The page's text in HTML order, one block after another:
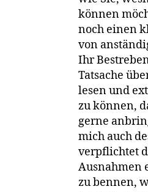
können
noch einen
von
Ihr
Tatsache
lesen und
zu können,
gerne
mich auch
verpflichtet
Ausnahmen
zu bennen,